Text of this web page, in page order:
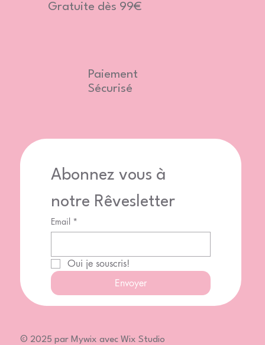
Abonnez vous à
notre Rêvesletter
Email *
Oui je souscris!
Envoyer
Gratuite dès 99€
Paiement
Sécurisé
© 2025 par Mywix avec Wix Studio